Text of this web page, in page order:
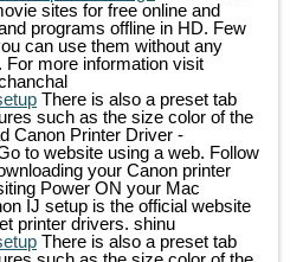
sites for free online and
programs offline in HD. Few
can use them without any
more information visit
There is also a preset tab
such as the size color of the
Canon Printer Driver -
to website using a web. Follow
your Canon printer
Power ON your Mac
IJ setup is the official website
printer drivers. shinu
There is also a preset tab